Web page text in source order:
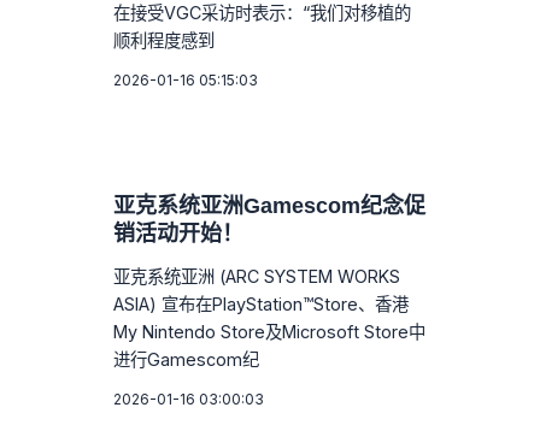
在接受VGC采访时表示：“我们对移植的
顺利程度感到
2026-01-16 05:15:03
亚克系统亚洲Gamescom纪念促
销活动开始！
亚克系统亚洲 (ARC SYSTEM WORKS
ASIA) 宣布在PlayStation™Store、香港
My Nintendo Store及Microsoft Store中
进行Gamescom纪
2026-01-16 03:00:03